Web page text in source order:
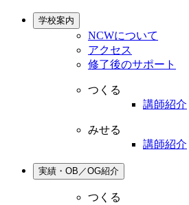
学校案内
NCWについて
アクセス
修了後のサポート
つくる
講師紹介
みせる
講師紹介
実績・OB／OG紹介
つくる